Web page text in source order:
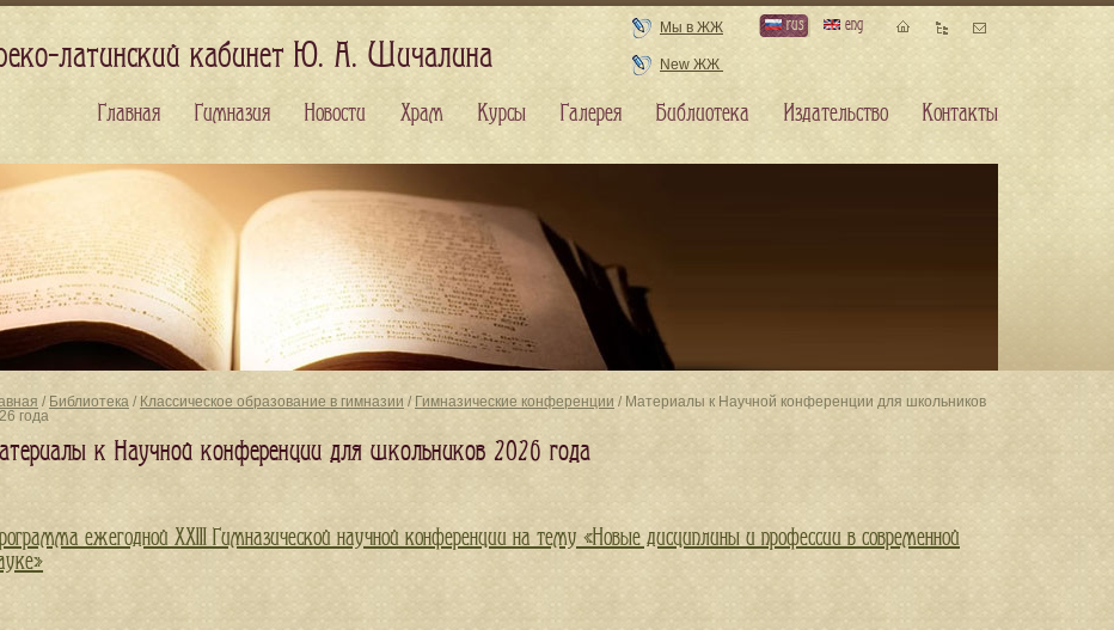
/ Библиотека / Классическое образование в гимназии / Гимназические конференции / Материалы к Научной конференции для школьников
года
к Научной конференции для школьников 2026 года
ежегодной XXIII Гимназической научной конференции на тему «Новые дисциплины и профессии в современной
латинский кабинет Ю. А. Шичалина
Мы в ЖЖ
New ЖЖ
rus eng
Главная Гимназия Новости Храм Курсы Галерея Библиотека Издательство Контакты